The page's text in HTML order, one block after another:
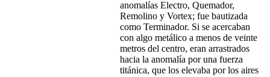
anomalías Electro, Quemador,
Remolino y Vortex; fue bautizada
como Terminador. Si se acercaban
con algo metálico a menos de veinte
metros del centro, eran arrastrados
hacia la anomalía por una fuerza
titánica, que los elevaba por los aires